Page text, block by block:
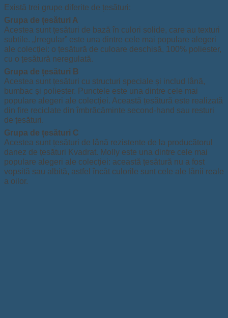
Există trei grupe diferite de țesături:
Grupa de țesături A
Acestea sunt țesături de bază în culori solide, care au texturi
subtile. „Irregular” este una dintre cele mai populare alegeri
ale colecției: o țesătură de culoare deschisă, 100% poliester,
cu o țesătură neregulată.
Grupa de țesături B
Acestea sunt țesături cu structuri speciale și includ lână,
bumbac și poliester. Punctele este una dintre cele mai
populare alegeri ale colecției. Această țesătură este realizată
din fire reciclate din îmbrăcăminte second-hand sau resturi
de țesături.
Grupa de țesături C
Acestea sunt țesături de lână rezistente de la producătorul
danez de țesături Kvadrat. Molly este una dintre cele mai
populare alegeri ale colecției: această țesătură nu a fost
vopsită sau albită, astfel încât culorile sunt cele ale lânii reale
a oilor.